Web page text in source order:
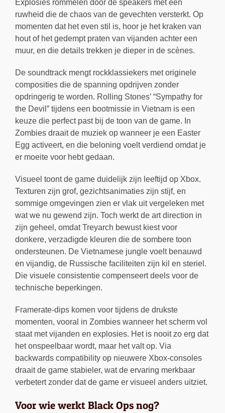
Explosies rommelen door de speakers met een
ruwheid die de chaos van de gevechten versterkt. Op
momenten dat het even stil is, hoor je het kraken van
hout of het gedempt praten van vijanden achter een
muur, en die details trekken je dieper in de scènes.
De soundtrack mengt rockklassiekers met originele
composities die de spanning opdrijven zonder
opdringerig te worden. Rolling Stones’ “Sympathy for
the Devil” tijdens een bootmissie in Vietnam is een
keuze die perfect past bij de toon van de game. In
Zombies draait de muziek op wanneer je een Easter
Egg activeert, en die beloning voelt verdiend omdat je
er moeite voor hebt gedaan.
Visueel toont de game duidelijk zijn leeftijd op Xbox.
Texturen zijn grof, gezichtsanimaties zijn stijf, en
sommige omgevingen zien er vlak uit vergeleken met
wat we nu gewend zijn. Toch werkt de art direction in
zijn geheel, omdat Treyarch bewust kiest voor
donkere, verzadigde kleuren die de sombere toon
ondersteunen. De Vietnamese jungle voelt benauwd
en vijandig, de Russische faciliteiten zijn kil en steriel.
Die visuele consistentie compenseert deels voor de
technische beperkingen.
Framerate-dips komen voor tijdens de drukste
momenten, vooral in Zombies wanneer het scherm vol
staat met vijanden en explosies. Het is nooit zo erg dat
het onspeelbaar wordt, maar het valt op. Via
backwards compatibility op nieuwere Xbox-consoles
draait de game stabieler, wat de ervaring merkbaar
verbetert zonder dat de game er visueel anders uitziet.
Voor wie werkt Black Ops nog?